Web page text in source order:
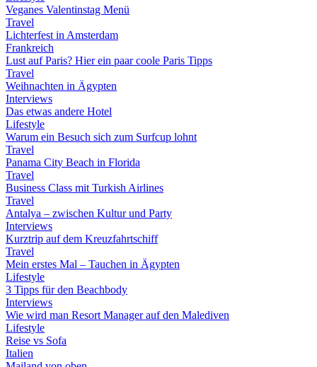
Veganes Valentinstag Menü
Travel
Lichterfest in Amsterdam
Frankreich
Lust auf Paris? Hier ein paar coole Paris Tipps
Travel
Weihnachten in Ägypten
Interviews
Das etwas andere Hotel
Lifestyle
Warum ein Besuch sich zum Surfcup lohnt
Travel
Panama City Beach in Florida
Travel
Business Class mit Turkish Airlines
Travel
Antalya – zwischen Kultur und Party
Interviews
Kurztrip auf dem Kreuzfahrtschiff
Travel
Mein erstes Mal – Tauchen in Ägypten
Lifestyle
3 Tipps für den Beachbody
Interviews
Wie wird man Resort Manager auf den Malediven
Lifestyle
Reise vs Sofa
Italien